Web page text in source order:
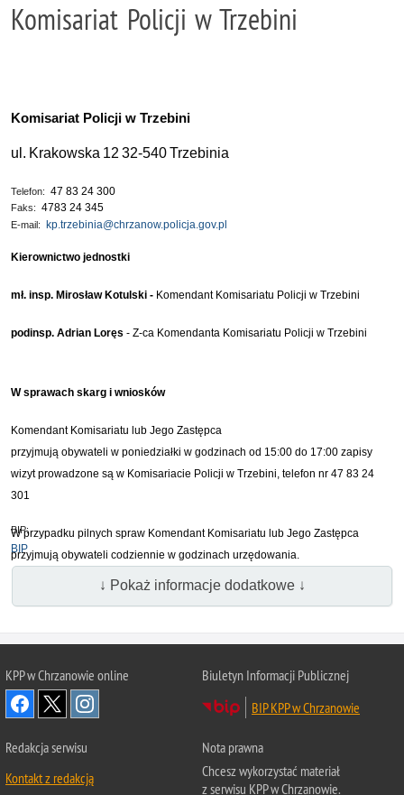
Komisariat Policji w Trzebini
Komisariat Policji w Trzebini
ul. Krakowska 12 32-540Trzebinia
Telefon: 47 83 24 300
Faks: 4783 24 345
E-mail: kp.trzebinia@chrzanow.policja.gov.pl
Kierownictwo jednostki
mł. insp. Mirosław Kotulski - Komendant Komisariatu Policji w Trzebini
podinsp. Adrian Loręs - Z-ca Komendanta Komisariatu Policji w Trzebini
W sprawach skarg i wniosków
Komendant Komisariatu lub Jego Zastępca
przyjmują obywateli w poniedziałki w godzinach od 15:00 do 17:00 zapisy
wizyt prowadzone są w Komisariacie Policji w Trzebini, telefon nr 47 83 24
301
W przypadku pilnych spraw Komendant Komisariatu lub Jego Zastępca
przyjmują obywateli codziennie w godzinach urzędowania.
BIP:
BIP
↓ Pokaż informacje dodatkowe ↓
KPP w Chrzanowie online
Biuletyn Informacji Publicznej
BIP KPP w Chrzanowie
Redakcja serwisu
Kontakt z redakcją
Nota prawna
Chcesz wykorzystać materiał
z serwisu KPP w Chrzanowie.